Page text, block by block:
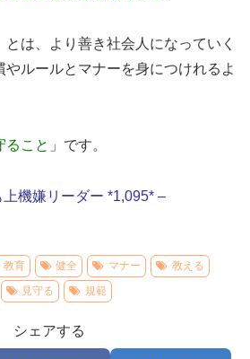
とは、より善き社会人になっていく
ルールとマナーを身につけれるよ
ること 」です。
機嫌リーダー *1,095* –
教育 健全 マナー
教える
見守る 規範
シェアする